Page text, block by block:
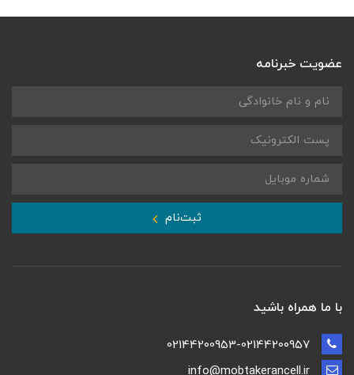
عضویت خبرنامه
ثبت‌نام
با ما همراه باشید